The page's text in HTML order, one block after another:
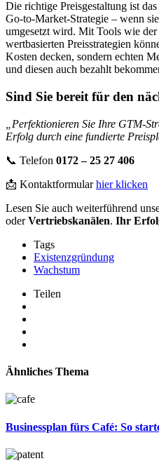
Die richtige Preisgestaltung ist
Go-to-Market-Strategie – wenn
umgesetzt wird. Mit Tools wie
wertbasierten Preisstrategien
Kosten decken, sondern echten
und diesen auch bezahlt
Sind Sie bereit für den
„Perfektionieren Sie Ihre GTM-
Erfolg durch eine fundierte
📞 Telefon 0172 – 25 27 406
📩 Kontaktformularhier klicken
Lesen Sie auch weiterführend
oderVertriebskanälen. Ihr
Tags
Existenzgründung
Wachstum
Teilen
Ähnliches Thema
Businessplan fürs Café: So